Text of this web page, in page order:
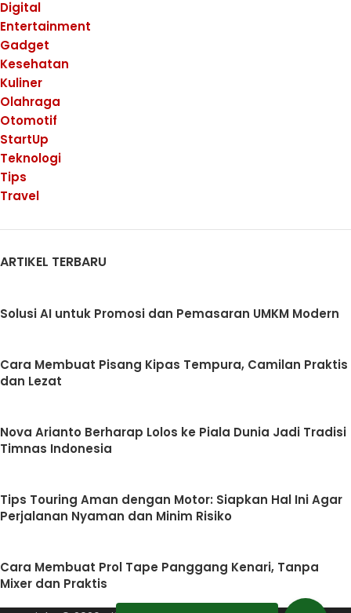
Digital
Entertainment
Gadget
Kesehatan
Kuliner
Olahraga
Otomotif
StartUp
Teknologi
Tips
Travel
ARTIKEL TERBARU
Solusi AI untuk Promosi dan Pemasaran UMKM Modern
Cara Membuat Pisang Kipas Tempura, Camilan Praktis
dan Lezat
Nova Arianto Berharap Lolos ke Piala Dunia Jadi Tradisi
Timnas Indonesia
Tips Touring Aman dengan Motor: Siapkan Hal Ini Agar
Perjalanan Nyaman dan Minim Risiko
Cara Membuat Prol Tape Panggang Kenari, Tanpa
Mixer dan Praktis